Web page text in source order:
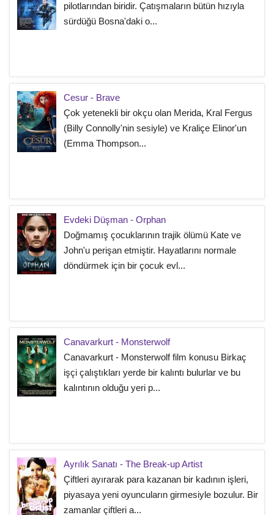
pilotlarından biridir. Çatışmaların bütün hızıyla
sürdüğü Bosna'daki o...
Cesur - Brave
Çok yetenekli bir okçu olan Merida, Kral Fergus
(Billy Connolly'nin sesiyle) ve Kraliçe Elinor'un
(Emma Thompson...
Evdeki Düşman - Orphan
Doğmamış çocuklarının trajik ölümü Kate ve
John'u perişan etmiştir. Hayatlarını normale
döndürmek için bir çocuk evl...
Canavarkurt - Monsterwolf
Canavarkurt - Monsterwolf film konusu Birkaç
işçi çalıştıkları yerde bir kalıntı bulurlar ve bu
kalıntının olduğu yeri p...
Ayrılık Sanatı - The Break-up Artist
Çiftleri ayırarak para kazanan bir kadının işleri,
piyasaya yeni oyuncuların girmesiyle bozulur. Bir
zamanlar çiftleri a...